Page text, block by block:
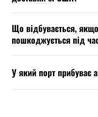
Що відбувається,
пошкоджується під
У який порт прибуває